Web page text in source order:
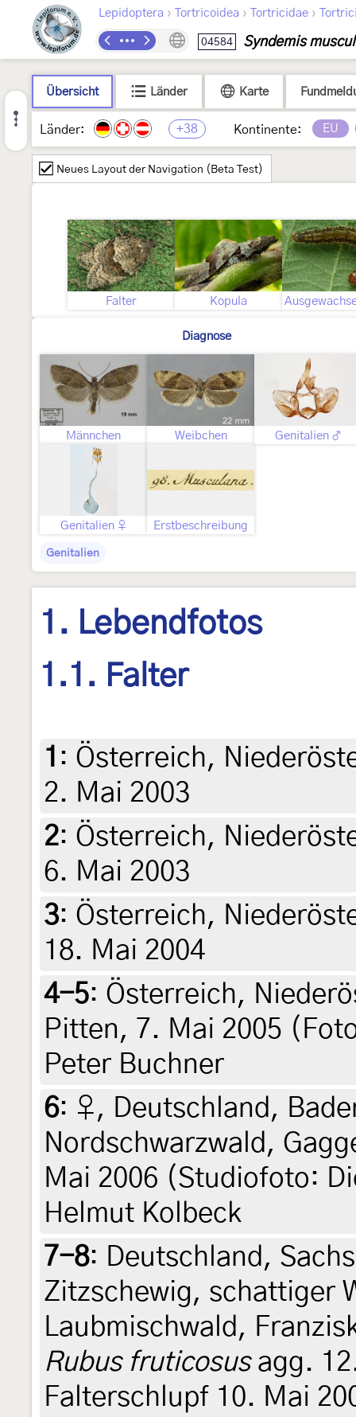
Lepidoptera › Tortricoidea › Tortricidae ›
04584 Syndemis
Übersicht Länder Karte
Länder: +38 Kontinente: EU
Neues Layout der Navigation (Beta Test)
Falter Kopula
Diagnose
Männchen Weibchen Genitalien ♂
Genitalien ♀ Erstbeschreibung
Genitalien
1. Lebendfotos
1.1. Falter
1 : Österreich,
2. Mai 2003
2: Österreich,
6. Mai 2003
3: Österreich,
18. Mai 2004
4-5: Österreich,
Pitten, 7. Mai 2005
Peter Buchner
6: ♀, Deutschland,
Nordschwarzwald,
Mai 2006 (Studiofoto:
Helmut Kolbeck
7-8: Deutschland,
Zitzschewig, schattiger
Laubmischwald,
Rubus fruticosusagg.
Falterschlupf 10. Mai